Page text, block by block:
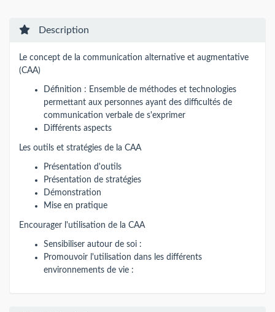
Description
Le concept de la communication alternative et augmentative
(CAA)
Définition : Ensemble de méthodes et technologies
permettant aux personnes ayant des difficultés de
communication verbale de s'exprimer
Différents aspects
Les outils et stratégies de la CAA
Présentation d'outils
Présentation de stratégies
Démonstration
Mise en pratique
Encourager l'utilisation de la CAA
Sensibiliser autour de soi :
Promouvoir l'utilisation dans les différents
environnements de vie :